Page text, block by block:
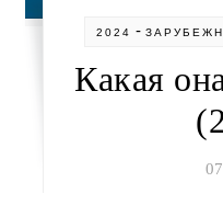
2024 -
Какая